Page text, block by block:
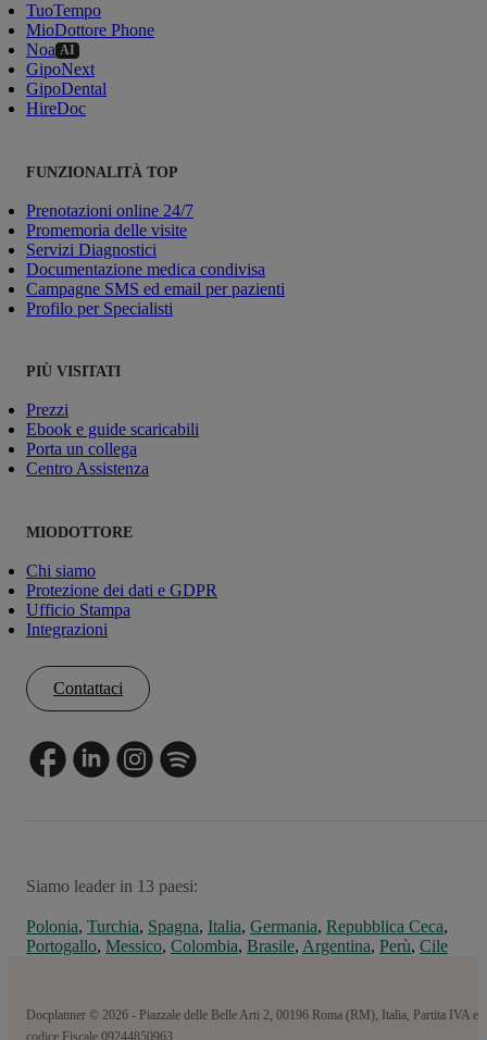
TuoTempo
MioDottore Phone
Noa AI
GipoNext
GipoDental
HireDoc
FUNZIONALITÀ TOP
Prenotazioni online 24/7
Promemoria delle visite
Servizi Diagnostici
Documentazione medica condivisa
Campagne SMS ed email per pazienti
Profilo per Specialisti
PIÙ VISITATI
Prezzi
Ebook e guide scaricabili
Porta un collega
Centro Assistenza
MIODOTTORE
Chi siamo
Protezione dei dati e GDPR
Ufficio Stampa
Integrazioni
Contattaci
Siamo leader in 13 paesi:
Polonia, Turchia, Spagna, Italia, Germania, Repubblica Ceca,
Portogallo, Messico, Colombia, Brasile, Argentina, Perù, Cile
Docplanner © 2026 - Piazzale delle Belle Arti 2, 00196 Roma (RM), Italia, Partita IVA e
codice Fiscale 09244850963